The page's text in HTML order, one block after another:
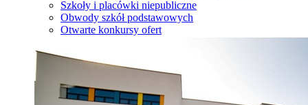
Szkoły i placówki niepubliczne
Obwody szkół podstawowych
Otwarte konkursy ofert